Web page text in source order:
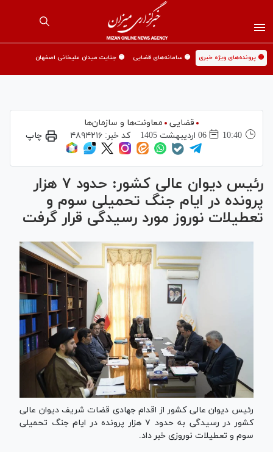
🟡 پرونده‌های ویژه خبری 🟡 سامانه‌های قضایی 🟡 جنایت میدان علیخانی اصفهان
قضایی
معاونت‌ها و سازمان‌ها
10:40
06 ارديبهشت 1405 کد خبر:۴۸۹۴۲۱۶ چاپ
رئیس دیوان عالی کشور: حدود ۷ هزار
پرونده در ایام جنگ تحمیلی سوم و
تعطیلات نوروز مورد رسیدگی قرار گرفت
رئیس دیوان عالی کشور از اقدام جهادی قضات شریف دیوان عالی
کشور در رسیدگی به حدود ۷ هزار پرونده در ایام جنگ تحمیلی
سوم و تعطیلات نوروزی خبر داد.